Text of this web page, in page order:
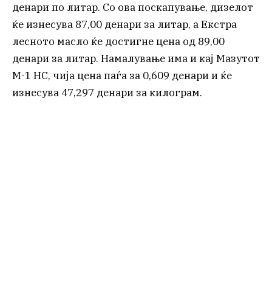
денари по литар. Со ова поскапување, дизелот
ќе изнесува 87,00 денари за литар, а Екстра
лесното масло ќе достигне цена од 89,00
денари за литар. Намалување има и кај Мазутот
М-1 НС, чија цена паѓа за 0,609 денари и ќе
изнесува 47,297 денари за килограм.